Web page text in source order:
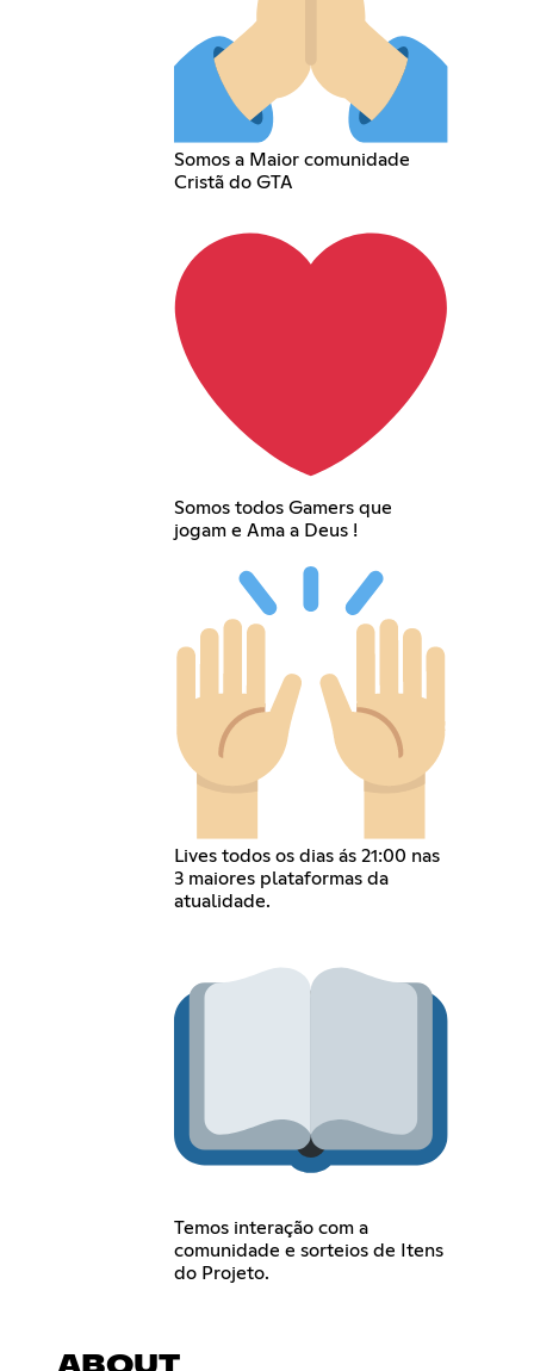
Somos a Maior comunidade
Cristã do GTA
Somos todos Gamers que
jogam e Ama a Deus !
Lives todos os dias ás 21:00 nas
3 maiores plataformas da
atualidade.
Temos interação com a
comunidade e sorteios de Itens
do Projeto.